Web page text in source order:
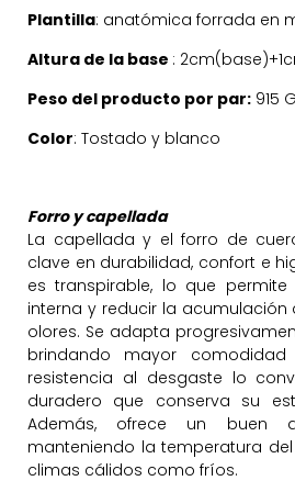
Plantilla: anatómica forrada en
Altura de la base :
Peso del producto por par: 915
Color: Tostado y blanco
Forro y capellada
La capellada y el forro de
clave en durabilidad, confort e
es transpirable, lo que
interna y reducir la
olores. Se adapta
brindando mayor comodidad
resistencia al desgaste lo
duradero que conserva su
Además, ofrece un buen
manteniendo la temperatura
climas cálidos como fríos.